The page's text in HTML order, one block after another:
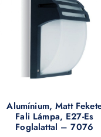
Alumínium, Matt
Fali Lámpa, E27-Es
Foglalattal – 7076